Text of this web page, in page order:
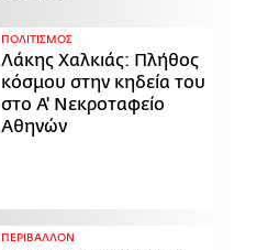
ΠΟΛΙΤΙΣΜΟΣ
Λάκης Χαλκιάς: Πλήθος
κόσμου στην κηδεία του
στο Α' Νεκροταφείο
Αθηνών
ΠΕΡΙΒΑΛΛΟΝ